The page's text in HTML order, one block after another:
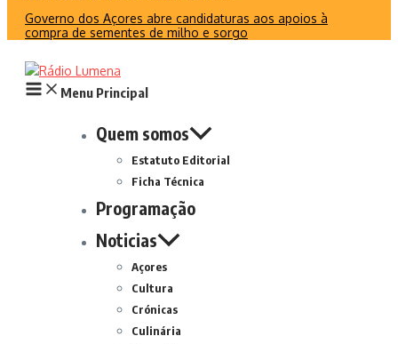
Governo dos Açores abre candidaturas aos apoios à
compra de sementes de milho e sorgo
Menu Principal
Quem somos
Estatuto Editorial
Ficha Técnica
Programação
Noticias
Açores
Cultura
Crónicas
Culinária